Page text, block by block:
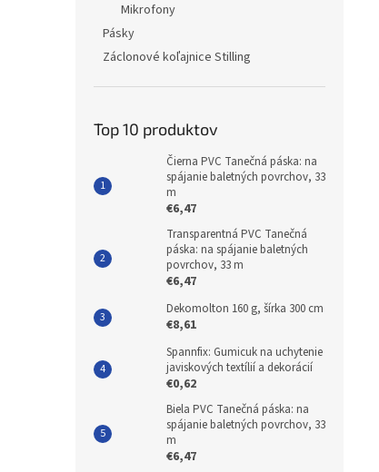
Mikrofony
Pásky
Záclonové koľajnice Stilling
Top 10 produktov
Čierna PVC Tanečná páska: na
spájanie baletných povrchov, 33
m
€6,47
Transparentná PVC Tanečná
páska: na spájanie baletných
povrchov, 33 m
€6,47
Dekomolton 160 g, šírka 300 cm
€8,61
Spannfix: Gumicuk na uchytenie
javiskových textílií a dekorácií
€0,62
Biela PVC Tanečná páska: na
spájanie baletných povrchov, 33
m
€6,47